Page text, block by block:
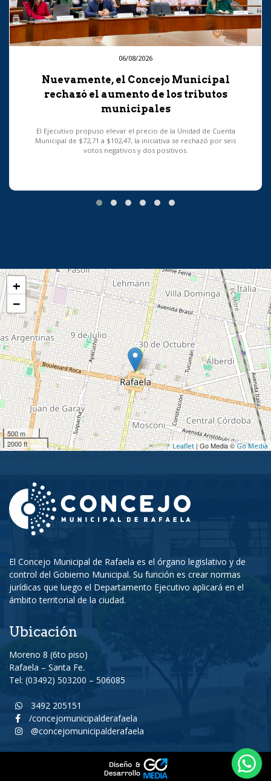
06/08/2026
Nuevamente, el Concejo Municipal
rechazó el aumento de los tributos
municipales
El Ejecutivo propuso elevar el precio de la Unidad de Cuenta
Municipal de $72,71 a $102,47, la iniciativa se rechazó por seis
votos negativos y dos positivos.
+
−
500 m
2000 ft
Leaflet| Go Media ©Go Media
El Concejo Municipal de Rafaela es el órgano legislativo y de
control del Gobierno Municipal. Su función es crear normas
jurídicas que luego el Departamento Ejecutivo aplicará en el
ámbito territorial de la ciudad.
Ubicación
Moreno 8 (6to piso)
Rafaela – Santa Fe.
Tel: (03492) 503200 – 506085
3492 205151
/concejomunicipalderafaela
@concejomunicipalderafaela